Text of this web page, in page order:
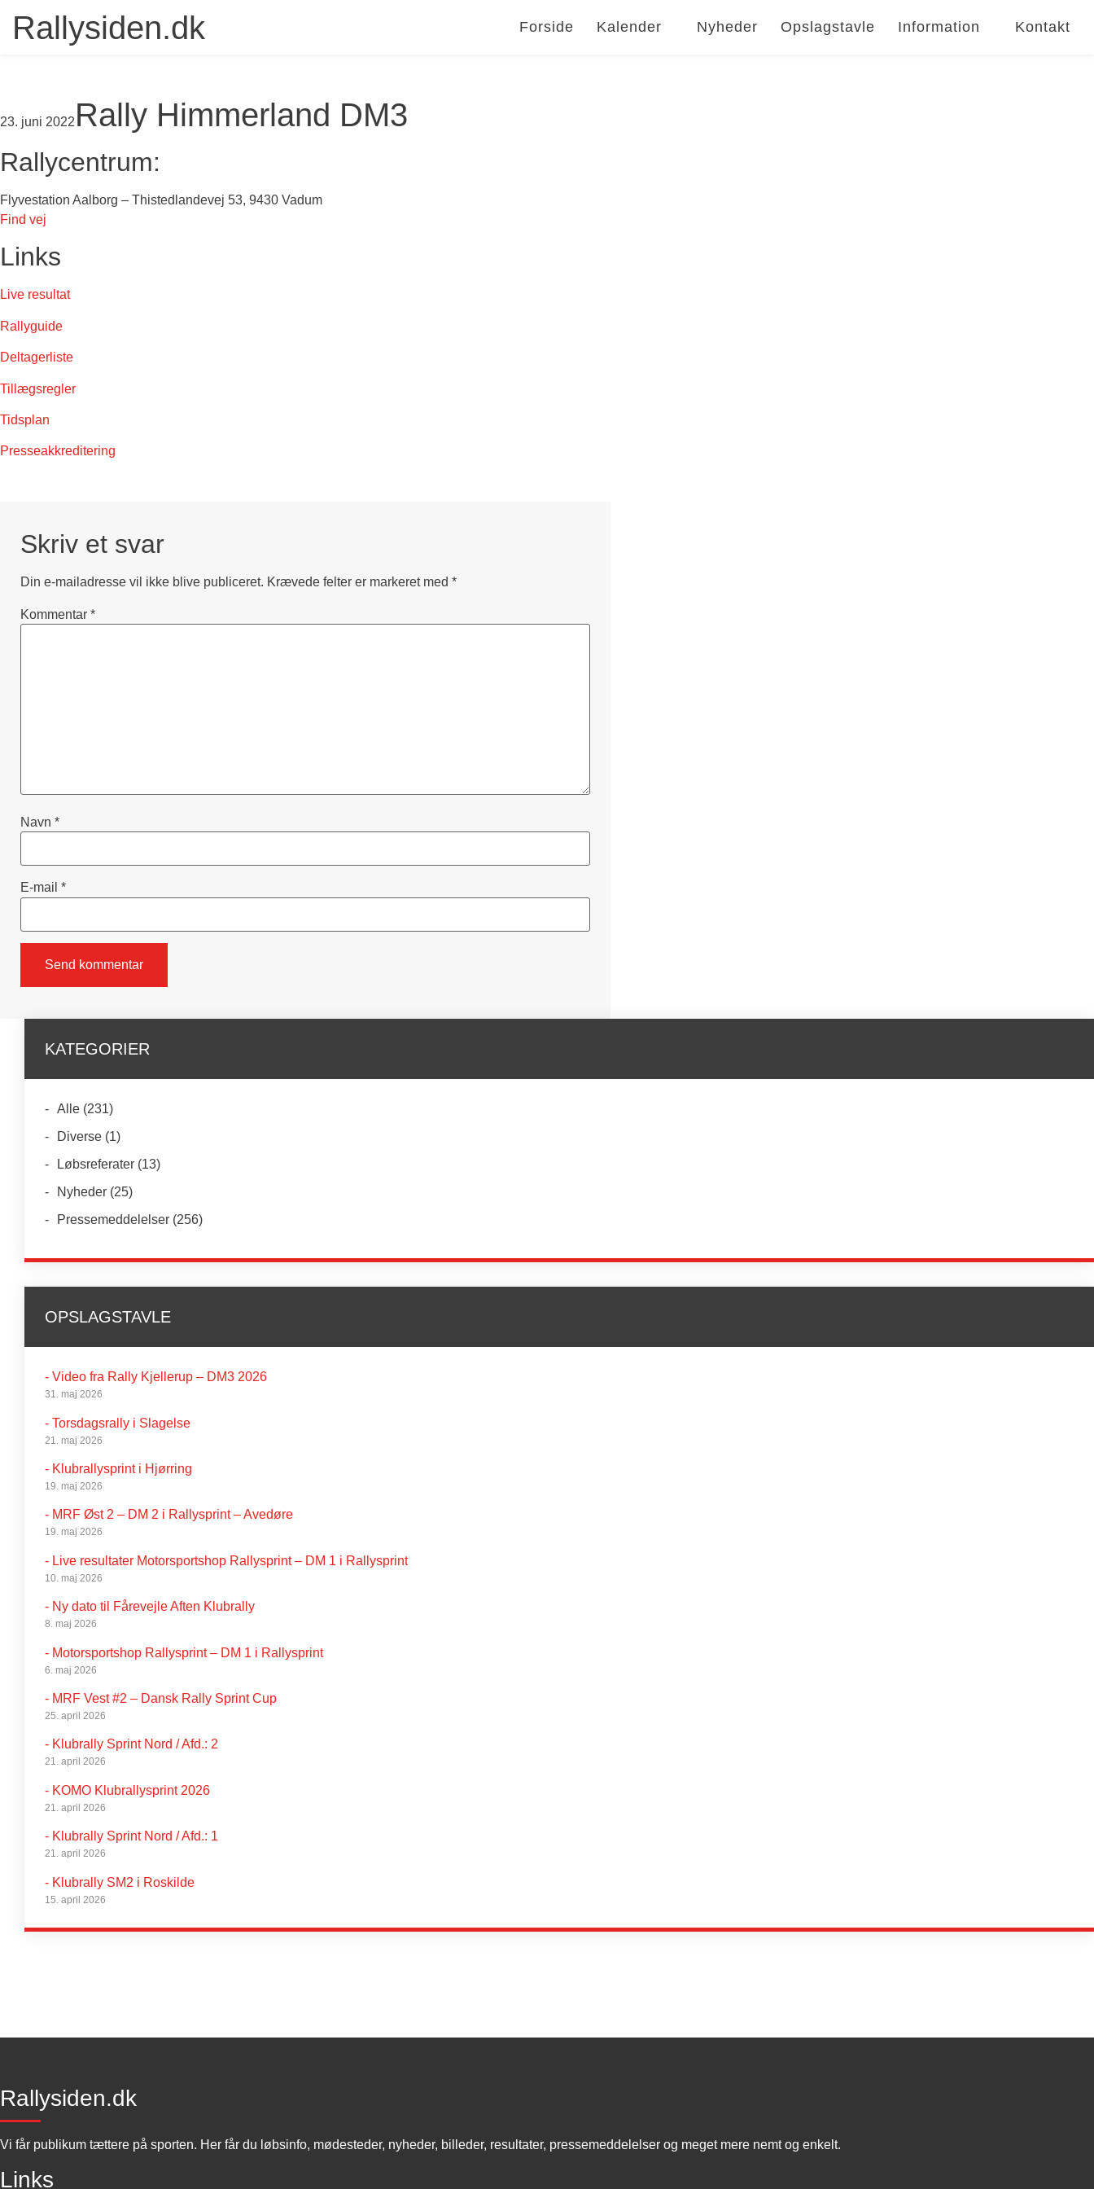
Rallysiden.dk Forside Kalender Nyheder Opslagstavle Information Kontakt
23. juni 2022 Rally Himmerland DM3
Rallycentrum:
Flyvestation Aalborg – Thistedlandevej 53, 9430 Vadum
Find vej
Links
Live resultat
Rallyguide
Deltagerliste
Tillægsregler
Tidsplan
Presseakkreditering
Skriv et svar
Din e-mailadresse vil ikke blive publiceret. Krævede felter er markeret med *
Kommentar *
Navn *
E-mail *
KATEGORIER
Alle (231)
Diverse (1)
Løbsreferater (13)
Nyheder (25)
Pressemeddelelser (256)
OPSLAGSTAVLE
- Video fra Rally Kjellerup – DM3 2026
31. maj 2026
- Torsdagsrally i Slagelse
21. maj 2026
- Klubrallysprint i Hjørring
19. maj 2026
- MRF Øst 2 – DM 2 i Rallysprint – Avedøre
19. maj 2026
- Live resultater Motorsportshop Rallysprint – DM 1 i Rallysprint
10. maj 2026
- Ny dato til Fårevejle Aften Klubrally
8. maj 2026
- Motorsportshop Rallysprint – DM 1 i Rallysprint
6. maj 2026
- MRF Vest #2 – Dansk Rally Sprint Cup
25. april 2026
- Klubrally Sprint Nord / Afd.: 2
21. april 2026
- KOMO Klubrallysprint 2026
21. april 2026
- Klubrally Sprint Nord / Afd.: 1
21. april 2026
- Klubrally SM2 i Roskilde
15. april 2026
Rallysiden.dk
Vi får publikum tættere på sporten. Her får du løbsinfo, mødesteder, nyheder, billeder, resultater, pressemeddelelser og meget mere nemt og enkelt.
Links